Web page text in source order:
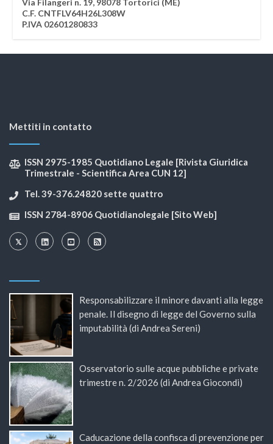
C.F. CNTFLV64H26L308W
P.IVA 02601280833
Mettiti in contatto
ISSN 2975-1985 Quotidiano Legale [Rivista Giuridica
Trimestrale - Scientifica Area CUN 12]
Tel. 39-376.24820 sette quattro
ISSN 2784-8906 Quotidianolegale [Sito Web]
Responsabilizzare il minore davanti alla legge
penale. Il disegno di legge del Governo sulla
imputabilità (di Andrea Sereni)
Osservatorio sulle acque pubbliche e private
trimestre n. 2/2026 (di Andrea Giocondi)
Caducazione della confisca di prevenzione per